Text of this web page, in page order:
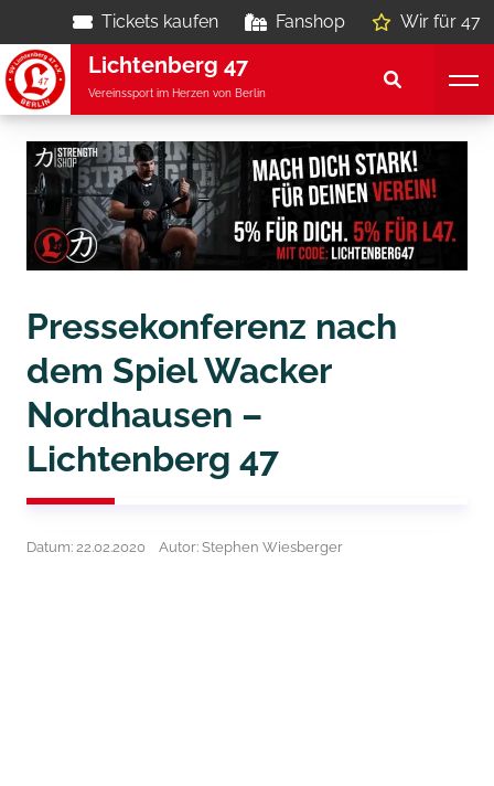
Tickets kaufen Fanshop Wir für 47
Lichtenberg 47
Vereinssport im Herzen von Berlin
Pressekonferenz nach
dem Spiel Wacker
Nordhausen –
Lichtenberg 47
Datum: 22.02.2020 Autor: Stephen Wiesberger